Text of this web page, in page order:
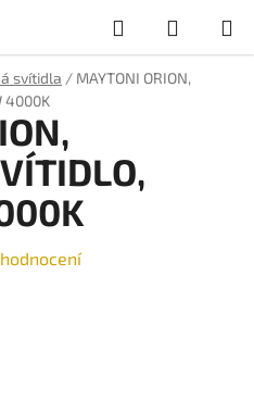
Hledat
KOŠÍK
svítidla / MAYTONI ORION,
4000K